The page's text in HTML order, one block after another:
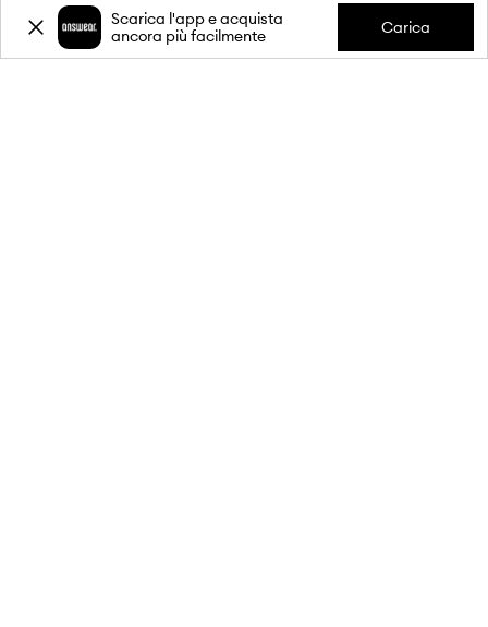
CHI SIAMO
Scarica l'app e acquista
ancora più facilmente
Carica